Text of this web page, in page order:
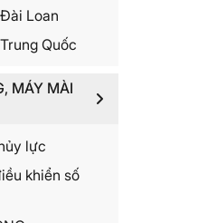
Loan
Quốc
MÁY MÀI
lực
khiển số